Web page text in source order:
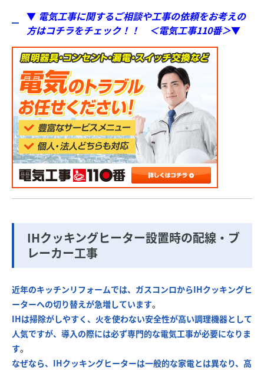
▼ 電気工事に関するご相談や工事の依頼をお考えの
方はコチラをチェック！！ ＜電気工事110番＞▼
IHクッキングヒーター設置時の配線・ブ
レーカー工事
近年のキッチンリフォームでは、ガスコンロからIHクッキングヒ
ーターへの切り替えが急増しています。
IHは掃除がしやすく、火を使わない安全性が高い調理機器として
人気ですが、導入の際には必ず専門的な電気工事が必要になりま
す。
なぜなら、IHクッキングヒーターは一般的な家電とは異なり、高